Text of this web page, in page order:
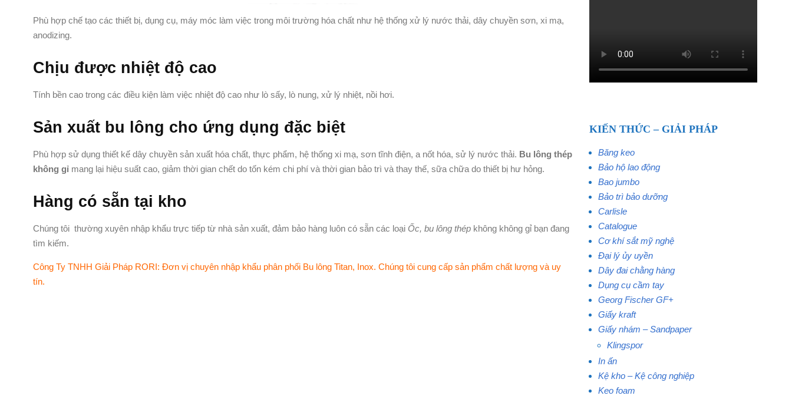
Phù hợp chế tạo các thiết bị, dụng cụ, máy móc làm việc trong môi trường hóa chất như hệ thống xử lý nước thải, dây chuyền sơn, xi mạ,
anodizing.
Chịu được nhiệt độ cao
Tính bền cao trong các điều kiện làm việc nhiệt độ cao như lò sấy, lò nung, xử lý nhiệt, nồi hơi.
Sản xuất bu lông cho ứng dụng đặc biệt
Phù hợp sử dụng thiết kế dây chuyền sản xuất hóa chất, thực phẩm, hệ thống xi mạ, sơn tĩnh điện, a nốt hóa, sử lý nước thải. Bu lông thép
không gỉ mang lại hiệu suất cao, giảm thời gian chết do tốn kém chi phí và thời gian bảo trì và thay thế, sữa chữa do thiết bị hư hỏng.
Hàng có sẵn tại kho
Chúng tôi thường xuyên nhập khẩu trực tiếp từ nhà sản xuất, đảm bảo hàng luôn có sẵn các loại Ốc, bu lông thép không không gỉ bạn đang
tìm kiếm.
Công Ty TNHH Giải Pháp RORI: Đơn vị chuyên nhập khẩu phân phối Bu lông Titan, Inox. Chúng tôi cung cấp sản phẩm chất lượng và uy
tín.
KIẾN THỨC – GIẢI PHÁP
Băng keo
Bảo hộ lao động
Bao jumbo
Bảo trì bảo dưỡng
Carlisle
Catalogue
Cơ khí sắt mỹ nghệ
Đại lý ủy uyền
Dây đai chằng hàng
Dụng cụ cầm tay
Georg Fischer GF+
Giấy kraft
Giấy nhám – Sandpaper
Klingspor
In ấn
Kệ kho – Kệ công nghiệp
Keo foam